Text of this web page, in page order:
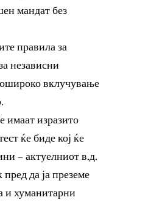
мандат без
правила за
независни
вклучување
имаат изразито
ќе биде кој ќе
– актуелниот в.д.
да ја преземе
и хуманитарни